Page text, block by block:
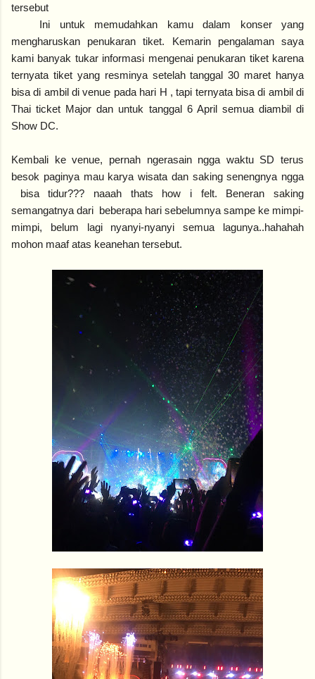
tersebut
Ini untuk memudahkan kamu dalam konser yang
mengharuskan penukaran tiket. Kemarin pengalaman saya
kami banyak tukar informasi mengenai penukaran tiket karena
ternyata tiket yang resminya setelah tanggal 30 maret hanya
bisa di ambil di venue pada hari H , tapi ternyata bisa di ambil di
Thai ticket Major dan untuk tanggal 6 April semua diambil di
Show DC.
Kembali ke venue, pernah ngerasain ngga waktu SD terus
besok paginya mau karya wisata dan saking senengnya ngga
bisa tidur??? naaah thats how i felt. Beneran saking
semangatnya dari beberapa hari sebelumnya sampe ke mimpi-
mimpi, belum lagi nyanyi-nyanyi semua lagunya..hahahah
mohon maaf atas keanehan tersebut.